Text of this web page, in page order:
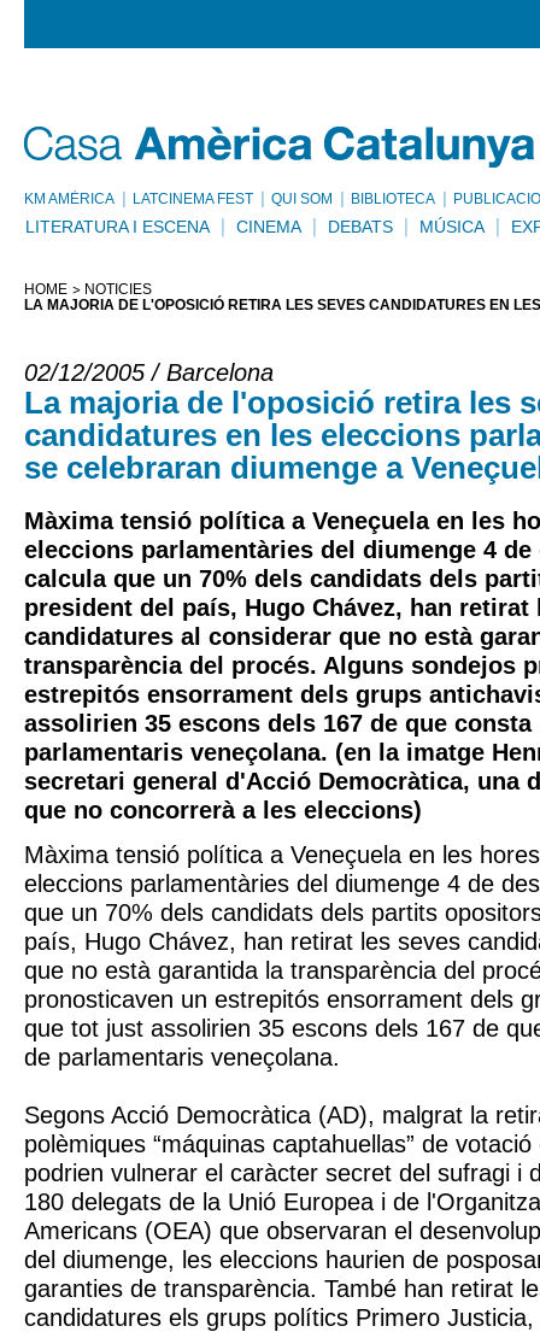
KM AMÈRICA LATCINEMA FEST QUI SOM BIBLIOTECA
LITERATURA I ESCENA CINEMA DEBATS MÚSICA
HOME
NOTÍCIES
LA MAJORIA DE L'OPOSICIÓ RETIRA LES SEVES CANDIDATURES EN
02/12/2005 / Barcelona
La majoria de l'oposició retira les
candidatures en les eleccions
se celebraran diumenge a
Màxima tensió política a Veneçuela en les
eleccions parlamentàries del diumenge 4 de
calcula que un 70% dels candidats dels
president del país, Hugo Chávez, han retirat
candidatures al considerar que no està
transparència del procés. Alguns sondejos
estrepitós ensorrament dels grups
assolirien 35 escons dels 167 de que
parlamentaris veneçolana. (en la imatge
secretari general d'Acció Democràtica, una
que no concorrerà a les eleccions)
Màxima tensió política a Veneçuela en les
eleccions parlamentàries del diumenge 4 de
que un 70% dels candidats dels partits
país, Hugo Chávez, han retirat les seves
que no està garantida la transparència del
pronosticaven un estrepitós ensorrament dels
que tot just assolirien 35 escons dels 167 de
de parlamentaris veneçolana.
Segons Acció Democràtica (AD), malgrat la
polèmiques “máquinas captahuellas” de
podrien vulnerar el caràcter secret del sufragi i
180 delegats de la Unió Europea i de
Americans (OEA) que observaran el
del diumenge, les eleccions haurien de
garanties de transparència. També han retirat
candidatures els grups polítics Primero